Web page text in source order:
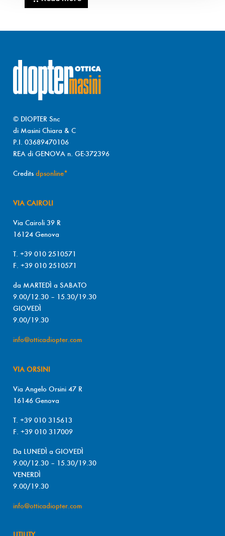
© DIOPTER Snc
di Masini Chiara & C
P.I. 03689470106
REA di GENOVA n. GE-372396
Credits dpsonline*
VIA CAIROLI
Via Cairoli 39 R
16124 Genova
T. +39 010 2510571
F. +39 010 2510571
da MARTEDÌ a SABATO
9.00/12.30 – 15.30/19.30
GIOVEDÌ
9.00/19.30
info@otticadiopter.com
VIA ORSINI
Via Angelo Orsini 47 R
16146 Genova
T. +39 010 315613
F. +39 010 317009
Da LUNEDÌ a GIOVEDÌ
9.00/12.30 – 15.30/19.30
VENERDÌ
9.00/19.30
info@otticadiopter.com